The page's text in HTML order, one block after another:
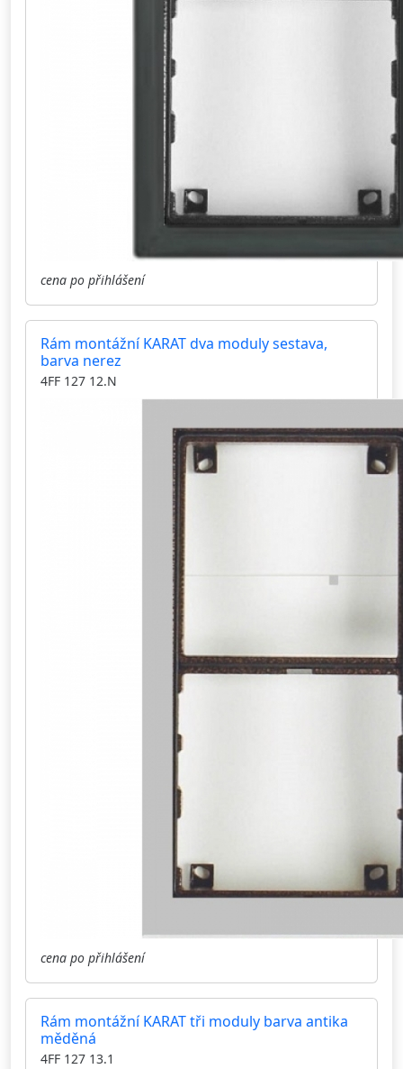
cena po přihlášení
Rám montážní KARAT dva moduly sestava,
barva nerez
4FF 127 12.N
cena po přihlášení
Rám montážní KARAT tři moduly barva antika
měděná
4FF 127 13.1